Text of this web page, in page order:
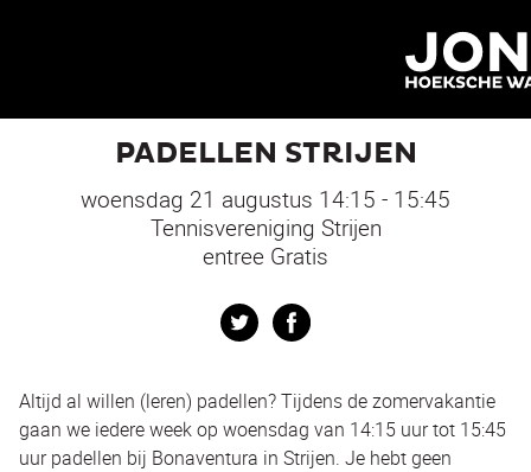
PADELLEN STRIJEN
woensdag 21 augustus 14:15 - 15:45
Tennisvereniging Strijen
entree Gratis
Twitter
Altijd al willen (leren) padellen? Tijdens de zomervakantie
gaan we iedere week op woensdag van 14:15 uur tot 15:45
uur padellen bij Bonaventura in Strijen. Je hebt geen